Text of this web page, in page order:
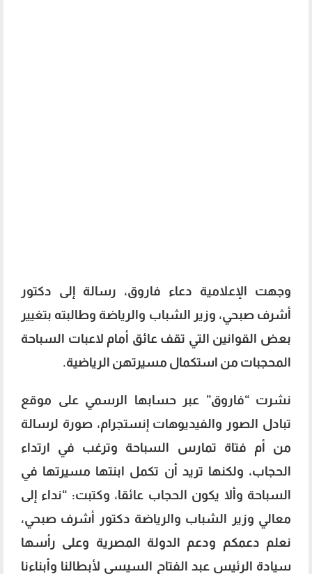
وجهت الإعلامية دعاء فاروق، رسالة إلى دكتور
أشرف صبحي، وزير الشباب والرياضة وطالبته بتغيير
بعض القوانين التي تقف عائق أمام لاعبات السباحة
المحجبات من استكمال مسيرتهن الرياضية.
نشرت “فاروق” عبر حسابها الرسمي على موقع
تبادل الصور والفيديوهات إنستجرام، صورة لرسالة
من أم فتاة تمارس السباحة وترغب في ارتداء
الحجاب، ولكنها تريد أن تكمل ابنتها مسيرتها في
السباحة وألا يكون الحجاب عائقا، وكتبت: “نداء إلى
معالي وزير الشباب والرياضة دكتور أشرف صبحي،
نعلم دعمكم ودعم الدولة المصرية وعلى رأسها
سيادة الرئيس عبد الفتاح السيسي لأبطالنا وأبناءنا